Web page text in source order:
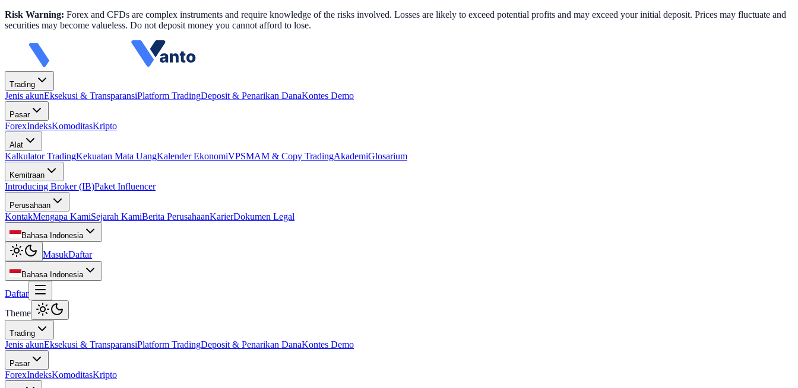
Risk Warning: Forex and CFDs are complex instruments and require knowledge of the risks involved. Losses are likely to exceed potential profits and may exceed your initial deposit. Prices may fluctuate and
securities may become valueless. Do not deposit money you cannot afford to lose.
Trading
Jenis akunEksekusi & TransparansiPlatform TradingDeposit & Penarikan DanaKontes Demo
Pasar
ForexIndeksKomoditasKripto
Alat
Kalkulator TradingKekuatan Mata UangKalender EkonomiVPSMAM & Copy TradingAkademiGlosarium
Kemitraan
Introducing Broker (IB)Paket Influencer
Perusahaan
KontakMengapa KamiSejarah KamiBerita PerusahaanKarierDokumen Legal
Bahasa Indonesia
MasukDaftar
Bahasa Indonesia
Daftar
Theme
Trading
Jenis akunEksekusi & TransparansiPlatform TradingDeposit & Penarikan DanaKontes Demo
Pasar
ForexIndeksKomoditasKripto